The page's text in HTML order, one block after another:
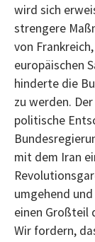
wird sich
strengere
von
europäischen
hinderte die
zu werden.
politische
mit dem Iran
umgehend
einen Großteil
Wir fordern,